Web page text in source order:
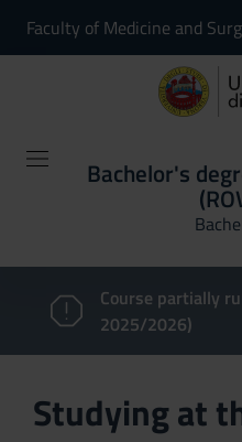
Faculty of Medicine and
Bachelor's
Course partially
2025/2026)
Studying at